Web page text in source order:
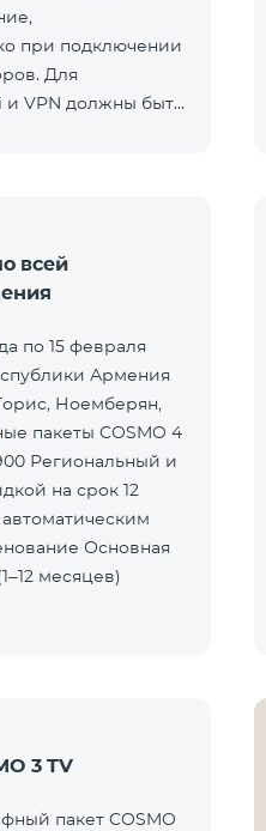
при подключении
Для
и VPN должны быть
всей
по 15 февраля
Армения
Ноемберян,
пакеты COSMO 4
Региональный и
на срок 12
3 TV
пакет COSMO